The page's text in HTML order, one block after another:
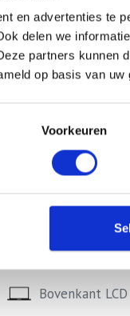
en advertenties te
delen we
partners kunnen
op basis van
Voorkeuren
bericht sturen via de
email via
Bovenkant LCD